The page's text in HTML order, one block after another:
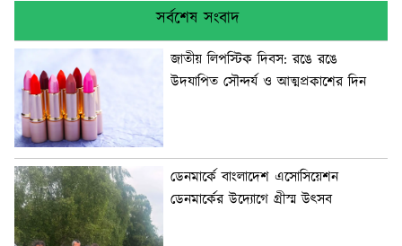
সর্বশেষ সংবাদ
জাতীয় লিপস্টিক দিবস: রঙে রঙে
উদযাপিত সৌন্দর্য ও আত্মপ্রকাশের দিন
ডেনমার্কে বাংলাদেশ এসোসিয়েশন
ডেনমার্কের উদ্যোগে গ্রীস্ম উৎসব